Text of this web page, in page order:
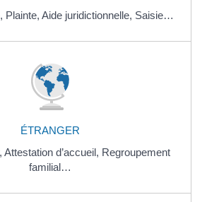
Plainte, Aide juridictionnelle, Saisie…
ÉTRANGER
Attestation d’accueil, Regroupement
familial…